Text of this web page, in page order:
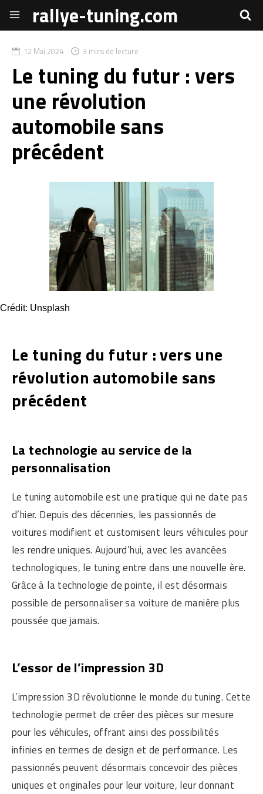
rallye-tuning.com
12 Mai 2024 3 mins de lecture
Le tuning du futur : vers
une révolution
automobile sans
précédent
Crédit: Unsplash
Le tuning du futur : vers une
révolution automobile sans
précédent
La technologie au service de la
personnalisation
Le tuning automobile est une pratique qui ne date pas
d’hier. Depuis des décennies, les passionnés de
voitures modifient et customisent leurs véhicules pour
les rendre uniques. Aujourd’hui, avec les avancées
technologiques, le tuning entre dans une nouvelle ère.
Grâce à la technologie de pointe, il est désormais
possible de personnaliser sa voiture de manière plus
poussée que jamais.
L’essor de l’impression 3D
L’impression 3D révolutionne le monde du tuning. Cette
technologie permet de créer des pièces sur mesure
pour les véhicules, offrant ainsi des possibilités
infinies en termes de design et de performance. Les
passionnés peuvent désormais concevoir des pièces
uniques et originales pour leur voiture, leur donnant